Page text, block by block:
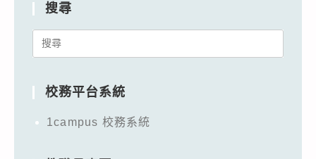
搜尋
Search
校務平台系統
1campus 校務系統